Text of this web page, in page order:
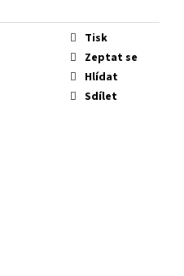
Tisk
Zeptat se
Hlídat
Sdílet